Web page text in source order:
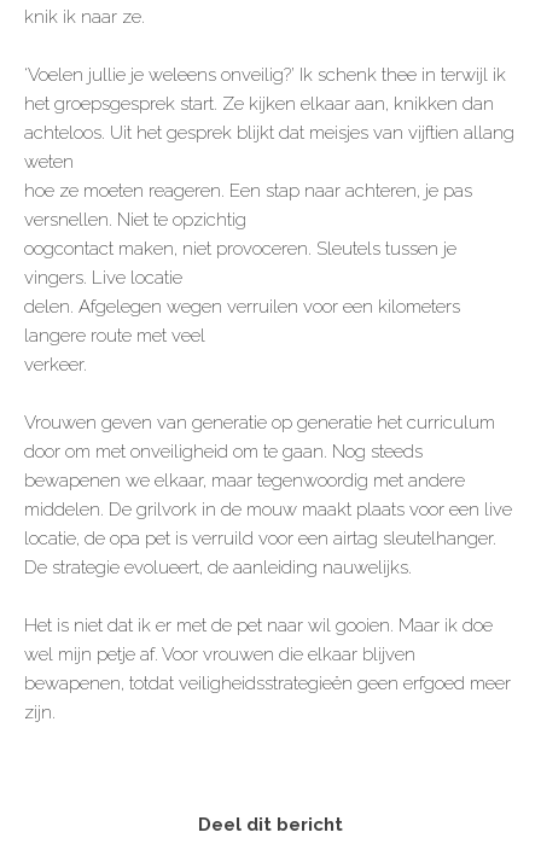
knik ik naar ze.
‘Voelen jullie je weleens onveilig?’ Ik schenk thee in terwijl ik
het groepsgesprek start. Ze kijken elkaar aan, knikken dan
achteloos. Uit het gesprek blijkt dat meisjes van vijftien allang
weten
hoe ze moeten reageren. Een stap naar achteren, je pas
versnellen. Niet te opzichtig
oogcontact maken, niet provoceren. Sleutels tussen je
vingers. Live locatie
delen. Afgelegen wegen verruilen voor een kilometers
langere route met veel
verkeer.
Vrouwen geven van generatie op generatie het curriculum
door om met onveiligheid om te gaan. Nog steeds
bewapenen we elkaar, maar tegenwoordig met andere
middelen. De grilvork in de mouw maakt plaats voor een live
locatie, de opa pet is verruild voor een airtag sleutelhanger.
De strategie evolueert, de aanleiding nauwelijks.
Het is niet dat ik er met de pet naar wil gooien. Maar ik doe
wel mijn petje af. Voor vrouwen die elkaar blijven
bewapenen, totdat veiligheidsstrategieën geen erfgoed meer
zijn.
Deel dit bericht